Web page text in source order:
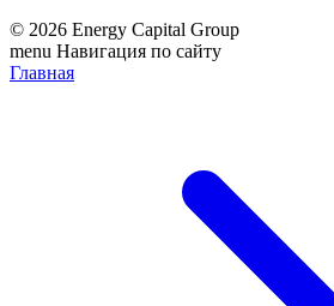
© 2026 Energy Capital Group
menu Навигация по сайту
Главная